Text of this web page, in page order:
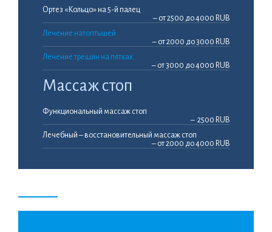
Ортез «Кольцо» на 5-й палец
– от 2500 до 4000 RUB
Лечение натоптышей
– от 2000 до 3000 RUB
Лечение трещин на пятках
– от 3000 до 4000 RUB
Массаж стоп
Функциональный массаж стоп
– 2500 RUB
Лечебный – восстановительный массаж стоп
– от 2000 до 4000 RUB